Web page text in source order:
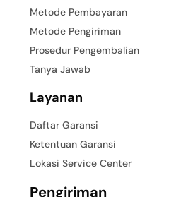
Metode Pembayaran
Metode Pengiriman
Prosedur Pengembalian
Tanya Jawab
Layanan
Daftar Garansi
Ketentuan Garansi
Lokasi Service Center
Pengiriman